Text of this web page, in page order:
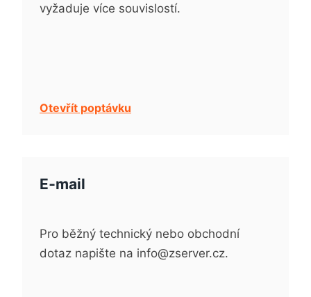
vyžaduje více souvislostí.
Otevřít poptávku
E‑mail
Pro běžný technický nebo obchodní
dotaz napište na info@zserver.cz.